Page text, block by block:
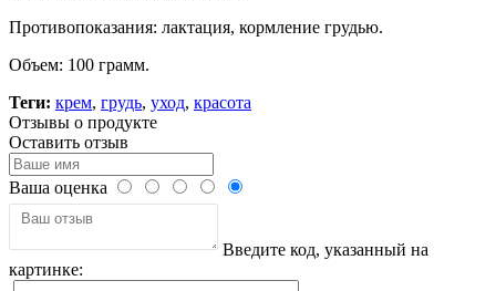
Противопоказания: лактация, кормление грудью.
Объем: 100 грамм.
Теги: крем, грудь, уход, красота
Отзывы о продукте
Оставить отзыв
Ваша оценка
Введите код, указанный на
картинке: